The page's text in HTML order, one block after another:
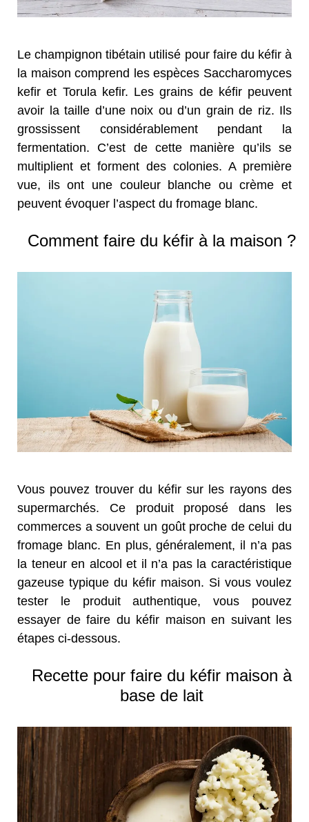
Le champignon tibétain utilisé pour faire du kéfir à
la maison comprend les espèces Saccharomyces
kefir et Torula kefir. Les grains de kéfir peuvent
avoir la taille d’une noix ou d’un grain de riz. Ils
grossissent considérablement pendant la
fermentation. C’est de cette manière qu’ils se
multiplient et forment des colonies. A première
vue, ils ont une couleur blanche ou crème et
peuvent évoquer l’aspect du fromage blanc.
Comment faire du kéfir à la maison ?
Vous pouvez trouver du kéfir sur les rayons des
supermarchés. Ce produit proposé dans les
commerces a souvent un goût proche de celui du
fromage blanc. En plus, généralement, il n’a pas
la teneur en alcool et il n’a pas la caractéristique
gazeuse typique du kéfir maison. Si vous voulez
tester le produit authentique, vous pouvez
essayer de faire du kéfir maison en suivant les
étapes ci-dessous.
Recette pour faire du kéfir maison à
base de lait